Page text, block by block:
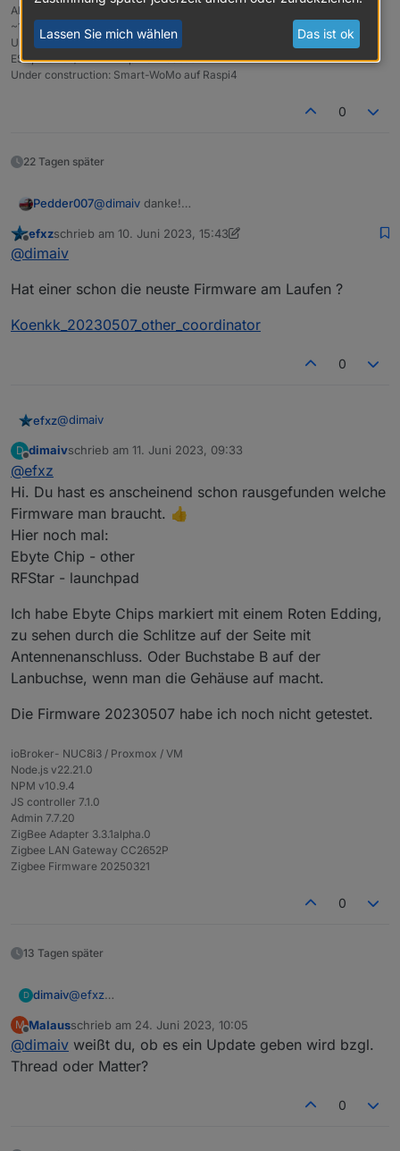
Wenn erfolgreich durhgelaufen ist, sieht es so
All @Proxmox/Trixie auf HP Elitedesk 800 G4; Zigbee: ZigStar (LAN),
~110Devices
Unifi, Motioneye/3Reolinks, PiHole, Bosch CS7800i via BBQKees/EMS-
ESP, Fronius/BYD 11kWp via Modbus
Under construction: Smart-WoMo auf Raspi4
0
22 Tagen später
Pedder007@dimaiv danke!
ich in den nächsten Tage mal aus.
Offline
efxzschrieb am 10. Juni 2023, 15:43
zuletzt editiert von efxz6. Nov. 2023, 08:50
@dimaiv
Hat einer schon die neuste Firmware am Laufen ?
Koenkk_20230507_other_coordinator
0
efxz@dimaiv
Hat einer schon die neuste Firmware am Laufen ?
Koenkk_20230507_other_coordinator
D
Offline
dimaivschrieb am 11. Juni 2023, 09:33
zuletzt editiert von
@efxz
Hi. Du hast es anscheinend schon rausgefunden welche
Firmware man braucht. 👍
Hier noch mal:
Ebyte Chip - other
RFStar - launchpad
Ich habe Ebyte Chips markiert mit einem Roten Edding,
zu sehen durch die Schlitze auf der Seite mit
Antennenanschluss. Oder Buchstabe B auf der
Lanbuchse, wenn man die Gehäuse auf macht.
Die Firmware 20230507 habe ich noch nicht getestet.
ioBroker- NUC8i3 / Proxmox / VM
Node.js v22.21.0
NPM v10.9.4
JS controller 7.1.0
Admin 7.7.20
ZigBee Adapter 3.3.1alpha.0
Zigbee LAN Gateway CC2652P
Zigbee Firmware 20250321
0
13 Tagen später
D dimaiv@efxz
welche Firmware man braucht. 👍
Hier noch mal:
Ebyte Chip - other
Ich habe Ebyte Chips markiert mit einem Roten Edding,
zu sehen durch die Schlitze auf der Seite mit
Antennenanschluss. Oder Buchstabe B auf der
Die Firmware 20230507 habe ich noch nicht getestet.
M
Offline
Malausschrieb am 24. Juni 2023, 10:05
zuletzt editiert von
@dimaiv weißt du, ob es ein Update geben wird bzgl.
Thread oder Matter?
0
Lassen Sie mich wählen Das ist ok